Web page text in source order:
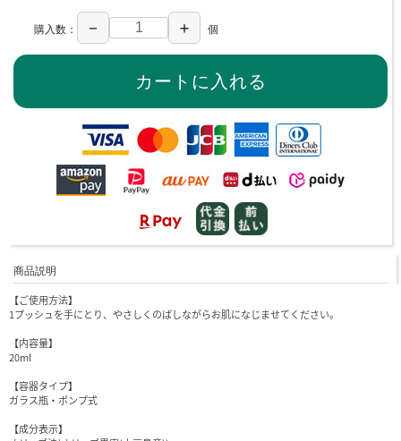
購入数： － ＋ 個
商品説明
【ご使用方法】
1プッシュを手にとり、やさしくのばしながらお肌になじませてください。
【内容量】
20ml
【容器タイプ】
ガラス瓶・ポンプ式
【成分表示】